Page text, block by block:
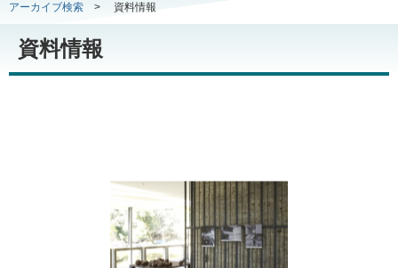
アーカイブ検索 > 資料情報
資料情報